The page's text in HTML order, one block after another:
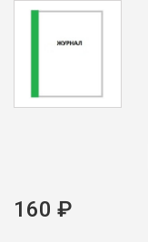
160 ₽